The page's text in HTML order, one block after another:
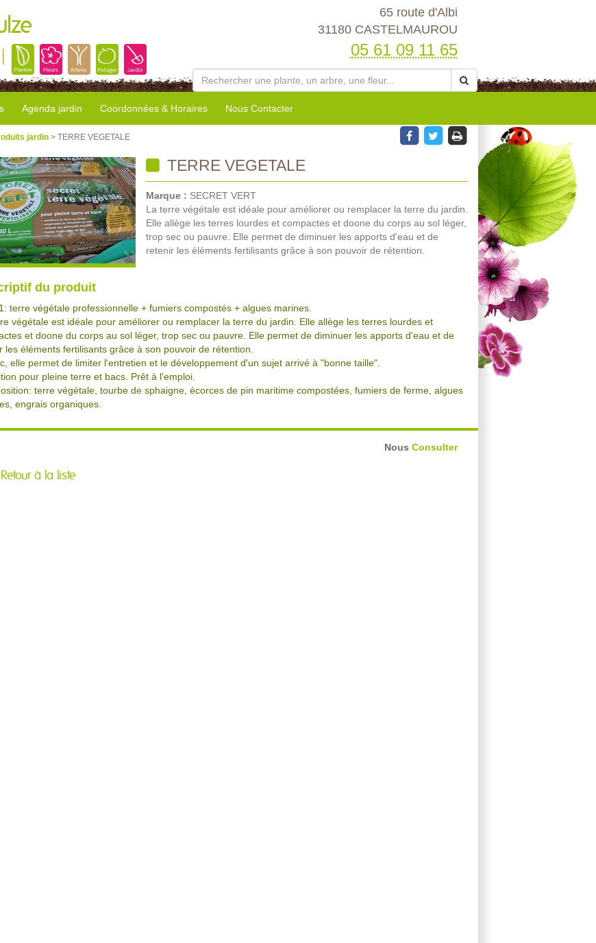
65 route d'Albi
31180 CASTELMAUROU
05 61 09 11 65
Agenda jardin Coordonnées & Horaires Nous Contacter
jardin > TERRE VEGETALE
TERRE VEGETALE
Marque : SECRET VERT
La terre végétale est idéale pour améliorer ou remplacer la terre du jardin.
Elle allège les terres lourdes et compactes et doone du corps au sol léger,
trop sec ou pauvre. Elle permet de diminuer les apports d'eau et de
retenir les éléments fertilisants grâce à son pouvoir de rétention.
du produit
terre végétale professionnelle + fumiers compostés + algues marines.
végétale est idéale pour améliorer ou remplacer la terre du jardin. Elle allège les terres lourdes et
et doone du corps au sol léger, trop sec ou pauvre. Elle permet de diminuer les apports d'eau et de
les éléments fertilisants grâce à son pouvoir de rétention.
elle permet de limiter l'entretien et le développement d'un sujet arrivé à "bonne taille".
pour pleine terre et bacs. Prêt à l'emploi.
terre végétale, tourbe de sphaigne, écorces de pin maritime compostées, fumiers de ferme, algues
engrais organiques.
Nous Consulter
Retour à la liste